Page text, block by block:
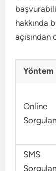
hakkında
Yöntem
Online
SMS